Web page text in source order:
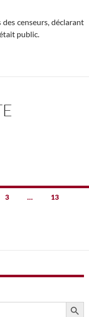
censeurs, déclarant
public.
3 … 13
SEARCH